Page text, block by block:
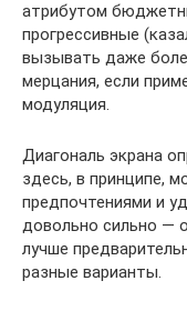
атрибутом
прогрессивные
вызывать даже
мерцания, если
модуляция.
Диагональ экрана
здесь, в принципе,
предпочтениями и
довольно сильно —
лучше
разные варианты.